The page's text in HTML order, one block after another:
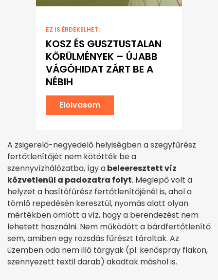
EZ IS ÉRDEKELHET:
KOSZ ÉS GUSZTUSTALAN
KÖRÜLMÉNYEK – ÚJABB
VÁGÓHIDAT ZÁRT BE A
NÉBIH
Elolvasom
A zsigerelő-negyedelő helyiségben a szegyfűrész
fertőtlenítőjét nem kötötték be a
szennyvízhálózatba, így abeleeresztett víz
közvetlenül a padozatra folyt. Meglepő volt a
helyzet a hasítófűrész fertőtlenítőjénél is, ahol a
tömlő repedésén keresztül, nyomás alatt olyan
mértékben ömlött a víz, hogy a berendezést nem
lehetett használni. Nem működött a bárdfertőtlenítő
sem, amiben egy rozsdás fűrészt tároltak. Az
üzemben oda nem illő tárgyak (pl. kenőspray flakon,
szennyezett textil darab) akadtak máshol is.